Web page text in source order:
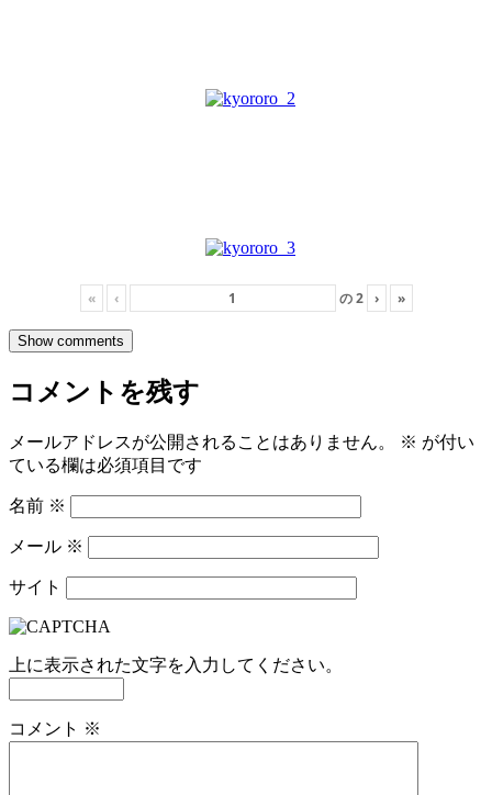
« ‹ の2 › »
Show comments
コメントを残す
メールアドレスが公開されることはありません。 ※ が付い
ている欄は必須項目です
名前 ※
メール ※
サイト
上に表示された文字を入力してください。
コメント ※